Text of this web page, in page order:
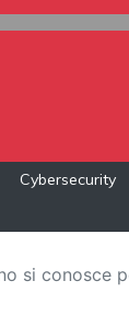
Cybersecurity
si conosce